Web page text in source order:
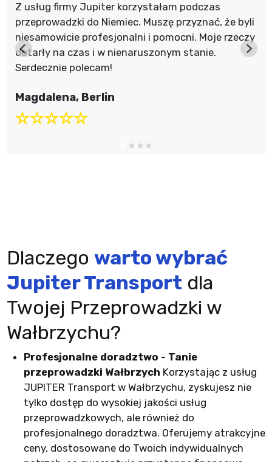
Z usług firmy Jupiter korzystałam podczas
przeprowadzki do Niemiec. Muszę przyznać, że byli
niesamowicie profesjonalni i pomocni. Moje rzeczy
dotarły na czas i w nienaruszonym stanie.
Serdecznie polecam!
Magdalena, Berlin
Dlaczego warto wybrać
Jupiter Transport dla
Twojej Przeprowadzki w
Wałbrzychu?
Profesjonalne doradztwo - Tanie
przeprowadzki Wałbrzych Korzystając z usług
JUPITER Transport w Wałbrzychu, zyskujesz nie
tylko dostęp do wysokiej jakości usług
przeprowadzkowych, ale również do
profesjonalnego doradztwa. Oferujemy atrakcyjne
ceny, dostosowane do Twoich indywidualnych